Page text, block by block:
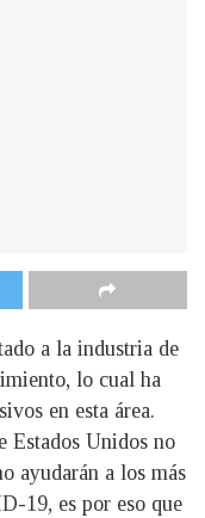
a la industria de
lo cual ha
en esta área.
Estados Unidos no
ayudarán a los más
19, es por eso que